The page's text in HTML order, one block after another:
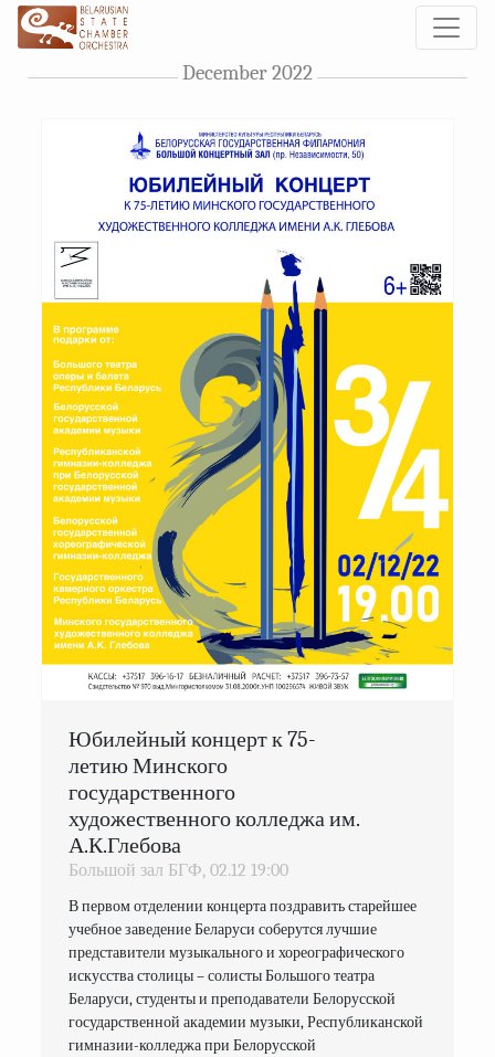
December 2022
Юбилейный концерт к 75-
летию Минского
государственного
художественного колледжа им.
А.К.Глебова
Большой зал БГФ, 02.12 19:00
В первом отделении концерта поздравить старейшее
учебное заведение Беларуси соберутся лучшие
представители музыкального и хореографического
искусства столицы – солисты Большого театра
Беларуси, студенты и преподаватели Белорусской
государственной академии музыки, Республиканской
гимназии-колледжа при Белорусской